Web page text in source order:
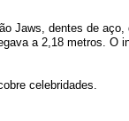
Jaws, dentes de
a 2,18 metros. O
celebridades.